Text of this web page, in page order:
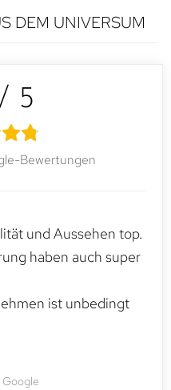
DEM UNIVERSUM
5
Bewertungen
und Aussehen top.
haben auch super
ist unbedingt
Google